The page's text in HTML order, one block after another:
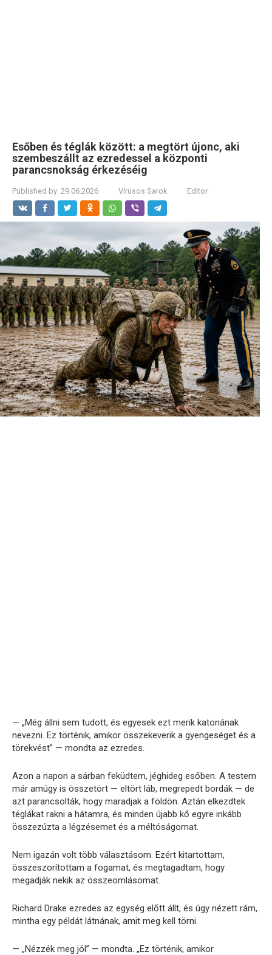
Esőben és téglák között: a megtört újonc, aki
szembeszállt az ezredessel a központi
parancsnokság érkezéséig
Published by: 29.06.2026 Vírusos Sarok Editor
— „Még állni sem tudott, és egyesek ezt merik katonának
nevezni. Ez történik, amikor összekeverik a gyengeséget és a
törekvést” — mondta az ezredes.
Azon a napon a sárban feküdtem, jéghideg esőben. A testem
már amúgy is összetört — eltört láb, megrepedt bordák — de
azt parancsolták, hogy maradjak a földön. Aztán elkezdtek
téglákat rakni a hátamra, és minden újabb kő egyre inkább
összezúzta a légzésemet és a méltóságomat.
Nem igazán volt több választásom. Ezért kitartottam,
összeszorítottam a fogamat, és megtagadtam, hogy
megadják nekik az összeomlásomat.
Richard Drake ezredes az egység előtt állt, és úgy nézett rám,
mintha egy példát látnának, amit meg kell törni.
— „Nézzék meg jól” — mondta. „Ez történik, amikor